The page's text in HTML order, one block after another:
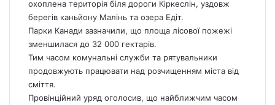
охоплена територія біля дороги Кіркеслін, уздовж
берегів каньйону Малінь та озера Едіт.
Парки Канади зазначили, що площа лісової пожежі
зменшилася до 32 000 гектарів.
Тим часом комунальні служби та рятувальники
продовжують працювати над розчищенням міста від
сміття.
Провінційний уряд оголосив, що найближчим часом